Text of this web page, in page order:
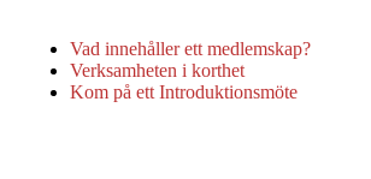
Vad innehåller ett medlemskap?
Verksamheten i korthet
Kom på ett Introduktionsmöte